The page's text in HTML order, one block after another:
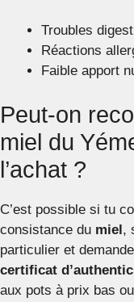
Troubles
Réactions
Faible apport
Peut-on
miel du
l’achat ?
C’est possible si tu
consistance du miel,
particulier et
certificat
aux pots à prix bas